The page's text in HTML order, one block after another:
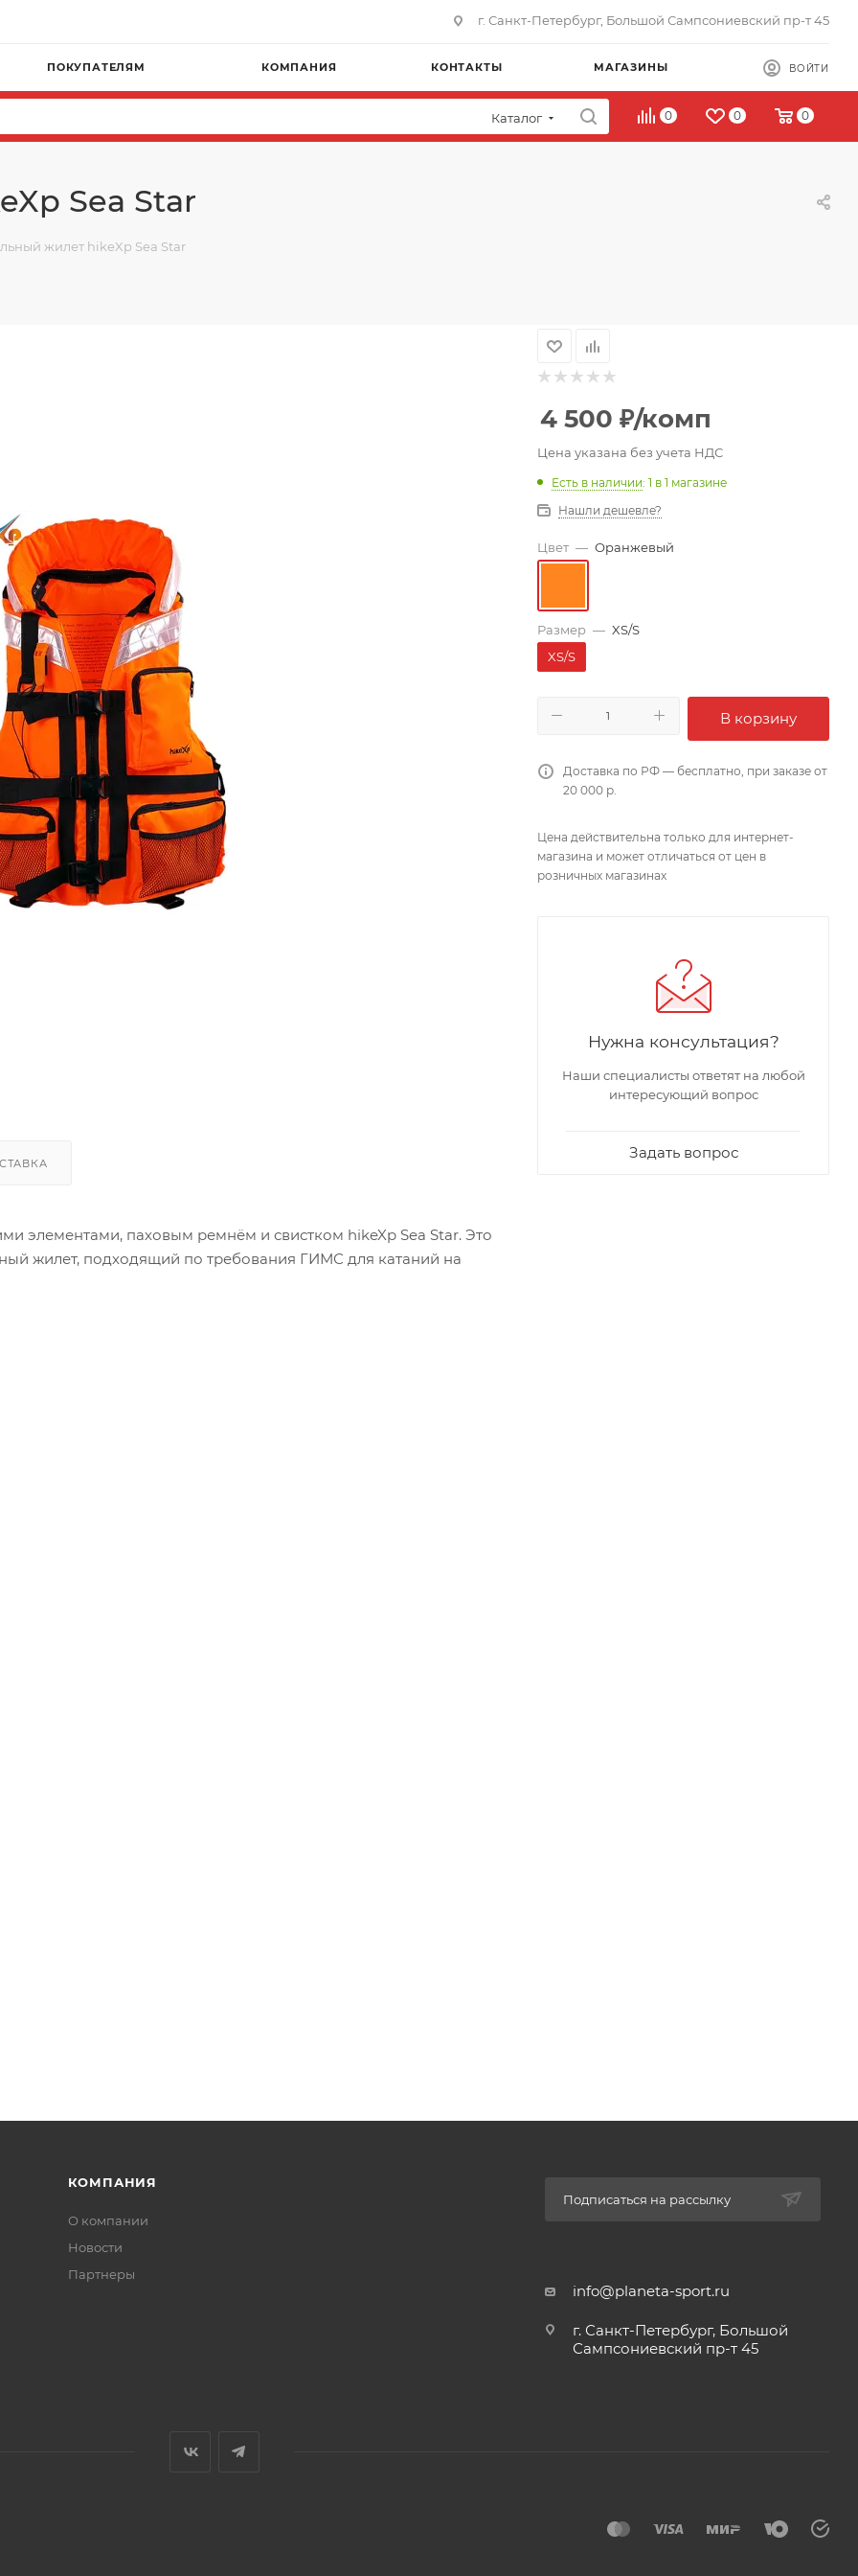
г. Санкт-Петербург, Большой Сампсониевский пр-т 45
ПОКУПАТЕЛЯМ КОМПАНИЯ КОНТАКТЫ МАГАЗИНЫ ВОЙТИ
Каталог 0 0 0
Sea Star
жилет hikeXp Sea Star
элементами, паховым ремнём и свистком hikeXp Sea Star. Это
жилет, подходящий по требования ГИМС для катаний на
4 500 ₽/комп
Цена указана без учета НДС
Есть в наличии: 1 в 1 магазине
Нашли дешевле?
Цвет — Оранжевый
Размер — XS/S
XS/S
В корзину
Доставка по РФ — бесплатно, при заказе от
20 000 р.
Цена действительна только для интернет-
магазина и может отличаться от цен в
розничных магазинах
Нужна консультация?
Наши специалисты ответят на любой
интересующий вопрос
Задать вопрос
КОМПАНИЯ
О компании
Новости
Партнеры
Подписаться на рассылку
info@planeta-sport.ru
г. Санкт-Петербург, Большой
Сампсониевский пр-т 45